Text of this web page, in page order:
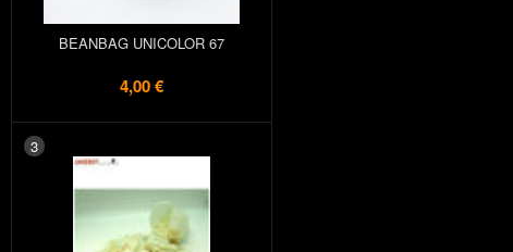
BEANBAG UNICOLOR 67
4,00 €
3